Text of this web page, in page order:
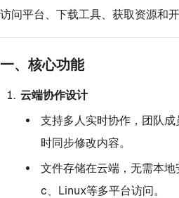
访问平台、下载工具、获取资源和开
一、核心功能
云端协作设计
支持多人实时协作，团队
时同步修改内容。
文件存储在云端，无需本
c、Linux等多平台访问。